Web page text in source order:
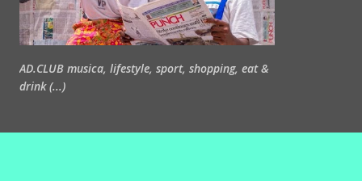
AD.CLUB musica, lifestyle, sport, shopping, eat &
drink (...)